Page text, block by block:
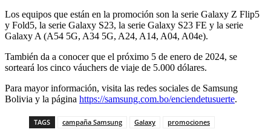
Los equipos que están en la promoción son la serie Galaxy Z Flip5
y Fold5, la serie Galaxy S23, la serie Galaxy S23 FE y la serie
Galaxy A (A54 5G, A34 5G, A24, A14, A04, A04e).
También da a conocer que el próximo 5 de enero de 2024, se
sorteará los cinco váuchers de viaje de 5.000 dólares.
Para mayor información, visita las redes sociales de Samsung
Bolivia y la página https://samsung.com.bo/enciendetusuerte.
TAGS campaña Samsung Galaxy promociones